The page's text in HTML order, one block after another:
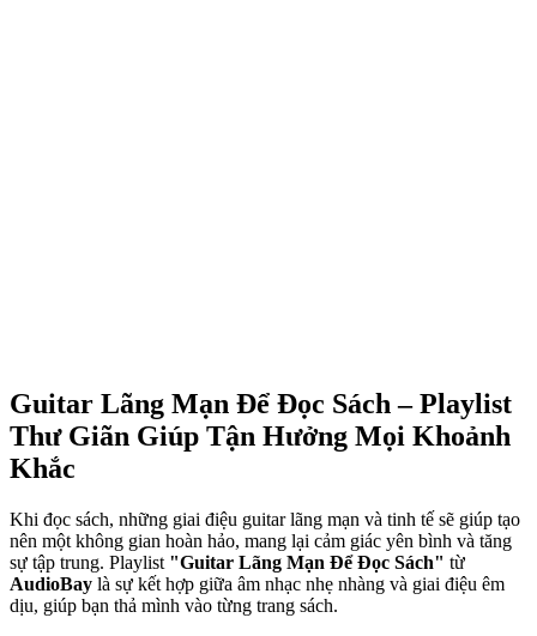
Guitar Lãng Mạn Để Đọc Sách – Playlist
Thư Giãn Giúp Tận Hưởng Mọi Khoảnh
Khắc
Khi đọc sách, những giai điệu guitar lãng mạn và tinh tế sẽ giúp tạo
nên một không gian hoàn hảo, mang lại cảm giác yên bình và tăng
sự tập trung. Playlist "Guitar Lãng Mạn Để Đọc Sách" từ
AudioBay là sự kết hợp giữa âm nhạc nhẹ nhàng và giai điệu êm
dịu, giúp bạn thả mình vào từng trang sách.